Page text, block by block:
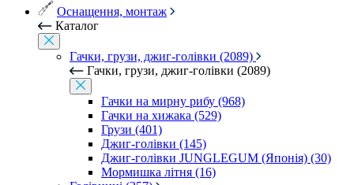
Оснащення, монтаж
Каталог
Гачки, грузи, джиг-голівки (2089)
Гачки, грузи, джиг-голівки (2089)
Гачки на мирну рибу (968)
Гачки на хижака (529)
Грузи (401)
Джиг-голівки (145)
Джиг-голівки JUNGLEGUM (Японія) (30)
Мормишка літня (16)